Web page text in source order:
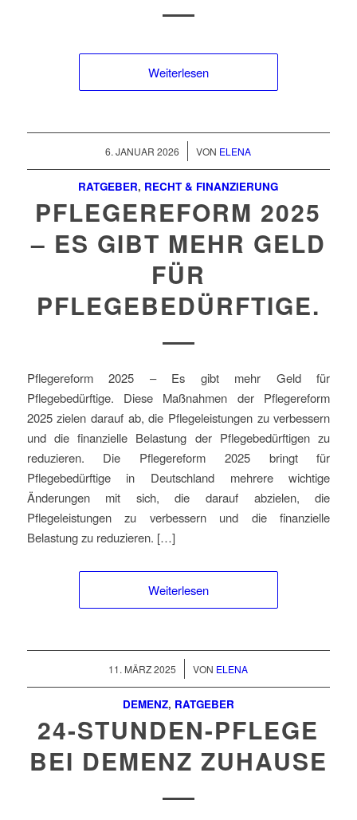
Weiterlesen
6. JANUAR 2026
/ VON ELENA
RATGEBER, RECHT & FINANZIERUNG
PFLEGEREFORM 2025
– ES GIBT MEHR GELD
FÜR
PFLEGEBEDÜRFTIGE.
Pflegereform 2025 – Es gibt mehr Geld für
Pflegebedürftige. Diese Maßnahmen der Pflegereform
2025 zielen darauf ab, die Pflegeleistungen zu verbessern
und die finanzielle Belastung der Pflegebedürftigen zu
reduzieren. Die Pflegereform 2025 bringt für
Pflegebedürftige in Deutschland mehrere wichtige
Änderungen mit sich, die darauf abzielen, die
Pflegeleistungen zu verbessern und die finanzielle
Belastung zu reduzieren. […]
Weiterlesen
11. MÄRZ 2025
/ VON ELENA
DEMENZ, RATGEBER
24-STUNDEN-PFLEGE
BEI DEMENZ ZUHAUSE